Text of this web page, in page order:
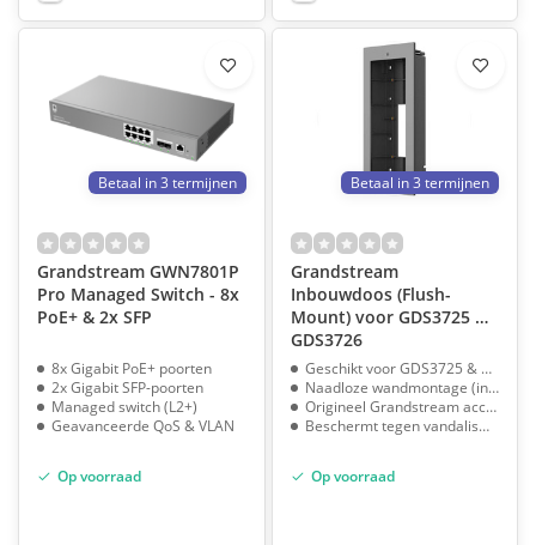
Betaal in 3 termijnen
Grandstream GWN7801P
Pro Managed Switch - 8x
PoE+ & 2x SFP
8x Gigabit PoE+ poorten
2x Gigabit SFP-poorten
Managed switch (L2+)
Geavanceerde QoS & VLAN
Op voorraad
Betaal in 3 termijnen
Grandstream
Inbouwdoos (Flush-
Mount) voor GDS3725 &
GDS3726
Geschikt voor GDS3725 & GDS3726
Naadloze wandmontage (inbouw)
Origineel Grandstream accessoire
Beschermt tegen vandalisme
Op voorraad